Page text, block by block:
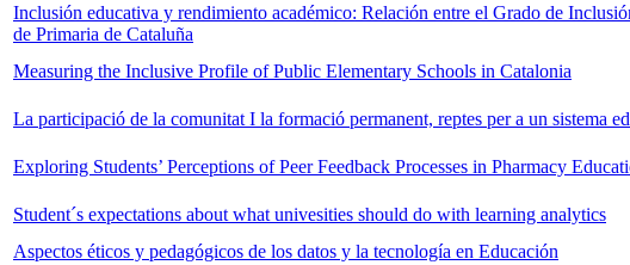
Inclusión educativa y rendimiento académico: Relación entre el Grado de
de Primaria de Cataluña
Measuring the Inclusive Profile of Public Elementary Schools in Catalonia
La participació de la comunitat I la formació permanent, reptes per a un sistema
Exploring Students’ Perceptions of Peer Feedback Processes in Pharmacy
Student´s expectations about what univesities should do with learning analytics
Aspectos éticos y pedagógicos de los datos y la tecnología en Educación